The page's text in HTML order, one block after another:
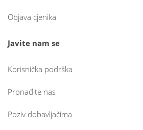
Objava cjenika
Javite nam se
Korisnička podrška
Pronađite nas
Poziv dobavljačima